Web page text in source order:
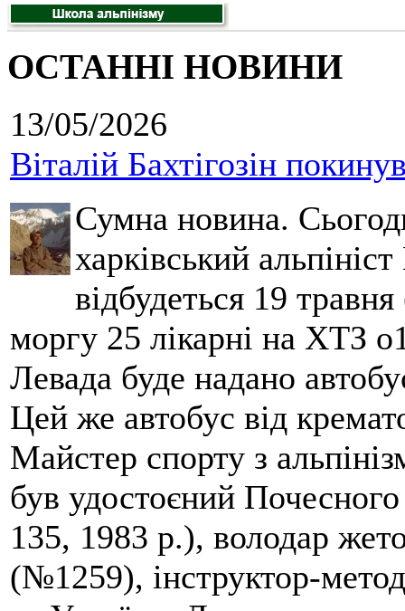
ОСТАННІ НОВИНИ
13/05/2026
Віталій Бахтігозін
Сумна новина.
харківський
відбудеться 19
моргу 25 лікарні на ХТЗ
Левада буде надано
Цей же автобус від
Майстер спорту з
був удостоєний
135, 1983 р.), володар
(№1259), інструктор-